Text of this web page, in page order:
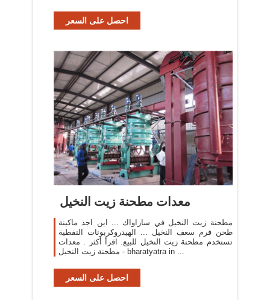
احصل على السعر
معدات مطحنة زيت النخيل
مطحنة زيت النخيل في ساراواك ... اين اجد ماكينة
طحن فرم سعف النخيل ... الهيدروكربونات النفطية
تستخدم مطحنة زيت النخيل للبيع. اقرأ أكثر . معدات
مطحنة زيت النخيل - bharatyatra in ...
احصل على السعر